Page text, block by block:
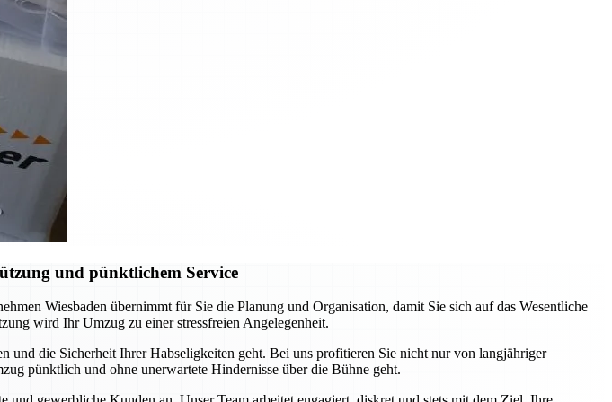
und pünktlichem Service
Wiesbaden übernimmt für Sie die Planung und Organisation, damit Sie sich auf das Wesentliche
wird Ihr Umzug zu einer stressfreien Angelegenheit.
und die Sicherheit Ihrer Habseligkeiten geht. Bei uns profitieren Sie nicht nur von langjähriger
pünktlich und ohne unerwartete Hindernisse über die Bühne geht.